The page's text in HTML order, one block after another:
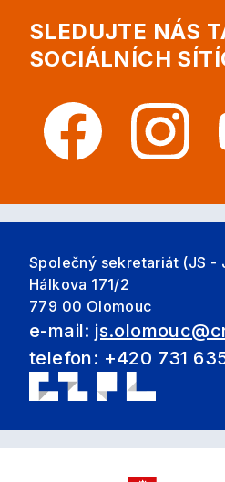
SLEDUJTE NÁS
SOCIÁLNÍCH
Společný sekretariát (JS -
Hálkova 171/2
779 00 Olomouc
e-mail:
telefon: +420 731